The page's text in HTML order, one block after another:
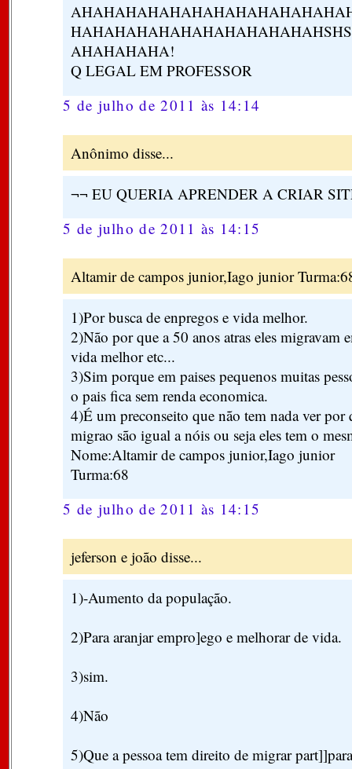
AHAHAHAHA!
Q LEGAL EM PROFESSOR
5 de julho de 2011 às 14:14
Anônimo disse...
¬¬ EU QUERIA APRENDER A CRIAR
5 de julho de 2011 às 14:15
Altamir de campos junior,Iago junior
1)Por busca de enpregos e vida melhor.
2)Não por que a 50 anos atras eles migravam
vida melhor etc...
3)Sim porque em paises pequenos muitas
o pais fica sem renda economica.
4)É um preconseito que não tem nada ver por
migrao são igual a nóis ou seja eles tem o
Nome:Altamir de campos junior,Iago junior
Turma:68
5 de julho de 2011 às 14:15
jeferson e joão disse...
1)-Aumento da população.
2)Para aranjar empro]ego e melhorar de vida.
3)sim.
4)Não
5)Que a pessoa tem direito de migrar